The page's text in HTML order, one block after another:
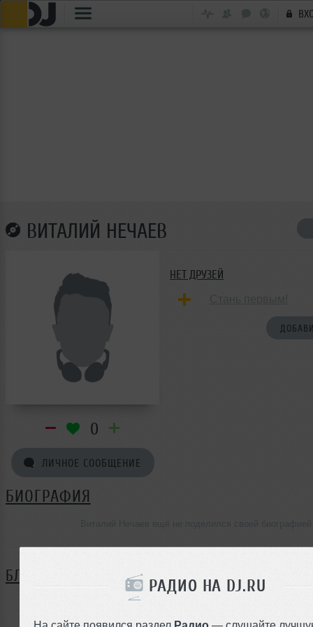
РАДИО НА DJ.RU
На сайте появился раздел Радио — слушайте
ВИТАЛИЙ НЕЧАЕВ
0
ЛИЧНОЕ СООБЩЕНИЕ
НЕТ ДРУЗЕЙ
БИОГРАФИЯ
БЛОГ